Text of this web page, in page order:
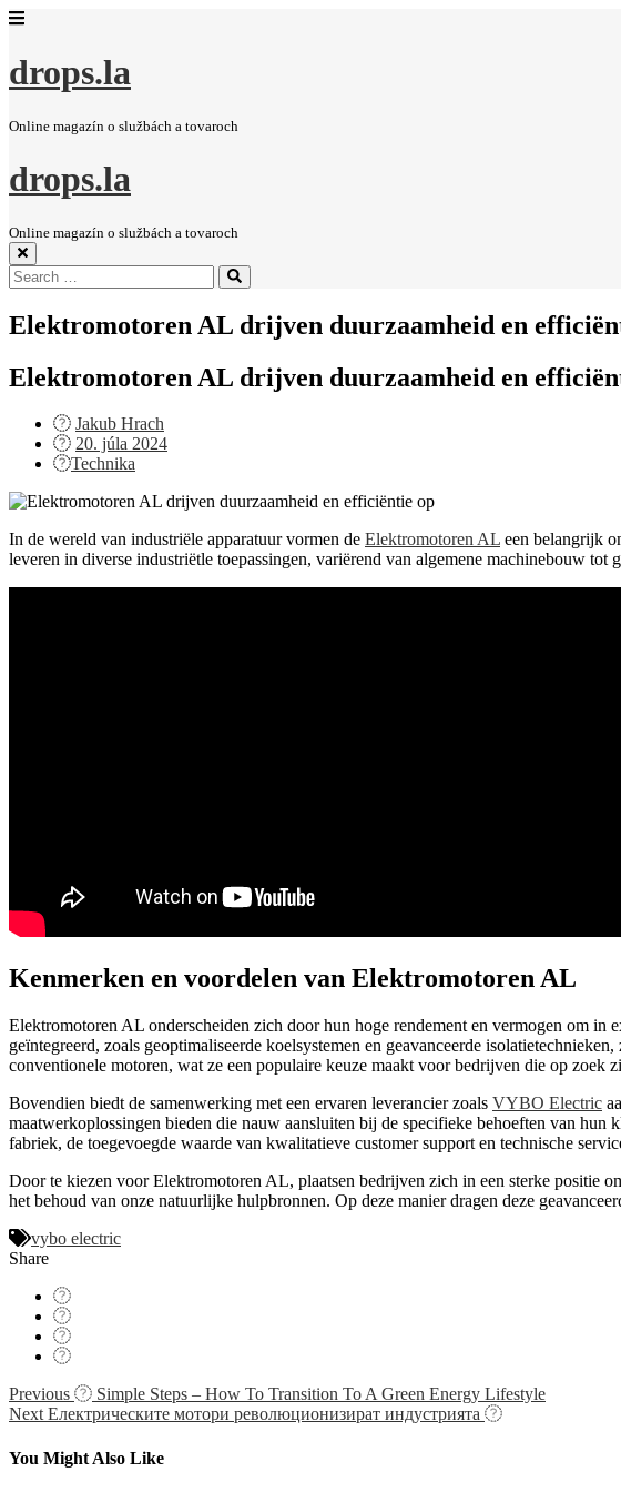
drops.la
Online magazín o službách a tovaroch
drops.la
Online magazín o službách a tovaroch
Search
for:
Search
Elektromotoren AL drijven duurzaamheid en
Elektromotoren AL drijven duurzaamheid en
Jakub Hrach
Posted
on
20. júla 2024
Technika
In de wereld van industriële apparatuur vormen de Elektromotoren AL een belangrijk
leveren in diverse industriëtle toepassingen, variërend van algemene machinebouw tot
Kenmerken en voordelen van Elektromotoren AL
Elektromotoren AL onderscheiden zich door hun hoge rendement en vermogen om in
geïntegreerd, zoals geoptimaliseerde koelsystemen en geavanceerde
conventionele motoren, wat ze een populaire keuze maakt voor bedrijven die op
Bovendien biedt de samenwerking met een ervaren leverancier zoals VYBO Electric
maatwerkoplossingen bieden die nauw aansluiten bij de specifieke behoeften van
fabriek, de toegevoegde waarde van kwalitatieve customer support en technische
Door te kiezen voor Elektromotoren AL, plaatsen bedrijven zich in een sterke positie
het behoud van onze natuurlijke hulpbronnen. Op deze manier dragen deze
vybo electric
Share
Navigácia
v
článku
Previous
Simple Steps – How To Transition To A Green Energy Lifestyle
Next Електрическите мотори революционизират индустрията
You Might Also Like